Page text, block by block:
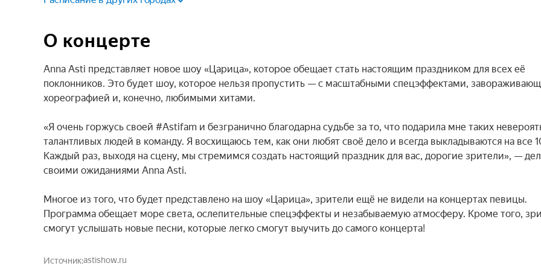
О концерте
Anna Asti представляет новое шоу «Царица», которое обещает стать настоящим праздником для всех её
поклонников. Это будет шоу, которое нельзя пропустить — с масштабными спецэффектами,
хореографией и, конечно, любимыми хитами.
«Я очень горжусь своей #Astifam и безгранично благодарна судьбе за то, что подарила мне таких
талантливых людей в команду. Я восхищаюсь тем, как они любят своё дело и всегда выкладываются на все
Каждый раз, выходя на сцену, мы стремимся создать настоящий праздник для вас, дорогие зрители», —
своими ожиданиями Anna Asti.
Многое из того, что будет представлено на шоу «Царица», зрители ещё не видели на концертах певицы.
Программа обещает море света, ослепительные спецэффекты и незабываемую атмосферу. Кроме того,
смогут услышать новые песни, которые легко смогут выучить до самого концерта!
Источникastishow.ru